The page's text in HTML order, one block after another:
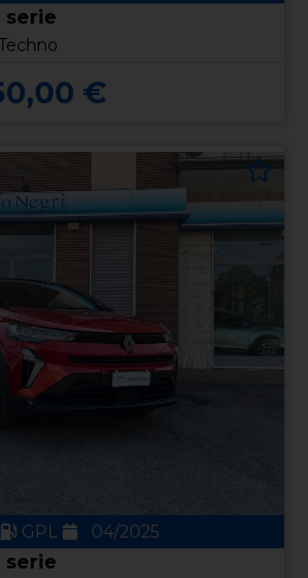
serie
€
GPL 04/2025
serie